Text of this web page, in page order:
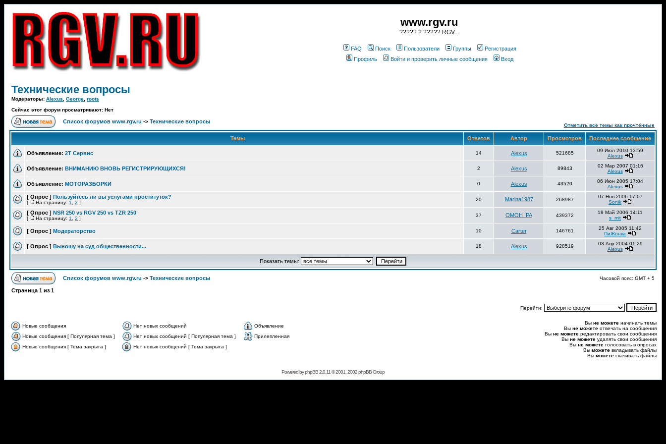
www.rgv.ru
????? ? ????? RGV...
FAQ Поиск Пользователи Группы
Регистрация
Профиль
Войти и проверить личные сообщения Вход
Технические вопросы
Модераторы: Alexus George roots
Сейчас этот форум просматривают: Нет
Список форумов www.rgv.ru -> Технические вопросы
Отметить все темы как прочтённые
Темы Ответов Автор Просмотров Последнее сообщение
Объявление: 2Т Сервис 14 Alexus 521685
09 Июл 2010 13:59
Alexus
Объявление: ВНИМАНИЮ ВНОВЬ РЕГИСТРИРУЮЩИХСЯ! 2 Alexus 89843
02 Мар 2007 01:16
Alexus
Объявление: МОТОРАЗБОРКИ 0 Alexus 43520
06 Июн 2005 17:04
Alexus
[ Опрос ] Пользуйтесь ли вы услугами проституток?
[ На страницу: 1 2 ]
20 Marina1987 268987
07 Ноя 2006 17:07
Sonik
[ Опрос ] NSR 250 vs RGV 250 vs TZR 250
[ На страницу: 1 2 ]
37 OMOH_PA 439372
18 Май 2006 14:11
s_mit
[ Опрос ] Модераторство 10 Carter 146761
25 Авг 2005 11:42
ПиЖонка
[ Опрос ] Выношу на суд общественности... 18 Alexus 928519
03 Апр 2004 01:29
Alexus
Показать темы:
Список форумов www.rgv.ru -> Технические вопросы Часовой пояс: GMT + 5
Страница 1 из 1
Перейти:
Новые сообщения Нет новых сообщений
Объявление
Новые сообщения [ Популярная тема ]
Нет новых сообщений [ Популярная тема ]
Прилепленная
Новые сообщения [ Тема закрыта ]
Нет новых сообщений [ Тема закрыта ]
Вы не можете начинать темы
Вы не можете отвечать на сообщения
Вы не можете редактировать свои сообщения
Вы не можете удалять свои сообщения
Вы не можете голосовать в опросах
Вы можете вкладывать файлы
Вы можете скачивать файлы
Powered byphpBB2.0.11 © 2001, 2002 phpBB Group